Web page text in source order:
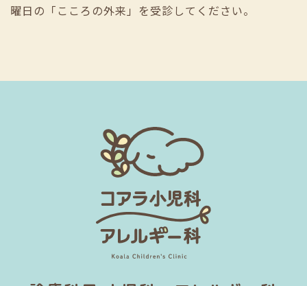
曜日の「こころの外来」を受診してください。